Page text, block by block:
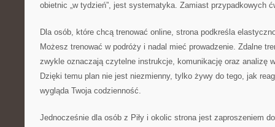
obietnic „w tydzień”, jest systematyka. Zamiast przypadkowych
Dla osób, które chcą trenować online, strona podkreśla
Możesz trenować w podróży i nadal mieć prowadzenie. Zdalne
zwykle oznaczają czytelne instrukcje, komunikację oraz analizę
Dzięki temu plan nie jest niezmienny, tylko żywy do tego, jak
wygląda Twoja codzienność.
Jednocześnie dla osób z Piły i okolic strona jest zaproszeniem